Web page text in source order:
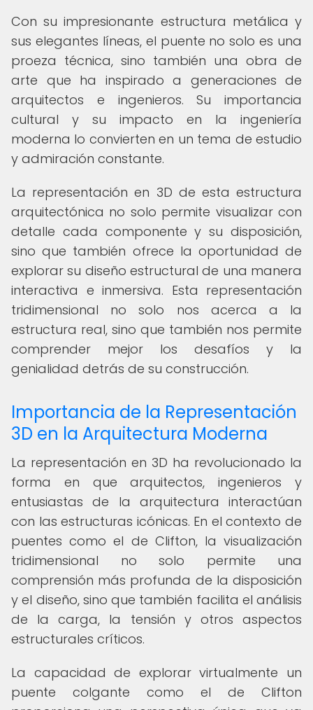
Con su impresionante estructura metálica y
sus elegantes líneas, el puente no solo es una
proeza técnica, sino también una obra de
arte que ha inspirado a generaciones de
arquitectos e ingenieros. Su importancia
cultural y su impacto en la ingeniería
moderna lo convierten en un tema de estudio
y admiración constante.
La representación en 3D de esta estructura
arquitectónica no solo permite visualizar con
detalle cada componente y su disposición,
sino que también ofrece la oportunidad de
explorar su diseño estructural de una manera
interactiva e inmersiva. Esta representación
tridimensional no solo nos acerca a la
estructura real, sino que también nos permite
comprender mejor los desafíos y la
genialidad detrás de su construcción.
Importancia de la Representación
3D en la Arquitectura Moderna
La representación en 3D ha revolucionado la
forma en que arquitectos, ingenieros y
entusiastas de la arquitectura interactúan
con las estructuras icónicas. En el contexto de
puentes como el de Clifton, la visualización
tridimensional no solo permite una
comprensión más profunda de la disposición
y el diseño, sino que también facilita el análisis
de la carga, la tensión y otros aspectos
estructurales críticos.
La capacidad de explorar virtualmente un
puente colgante como el de Clifton